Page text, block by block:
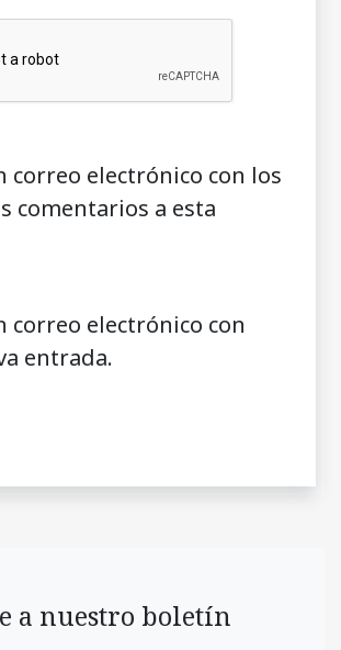
correo electrónico con los
comentarios a esta
correo electrónico con
entrada.
a nuestro boletín